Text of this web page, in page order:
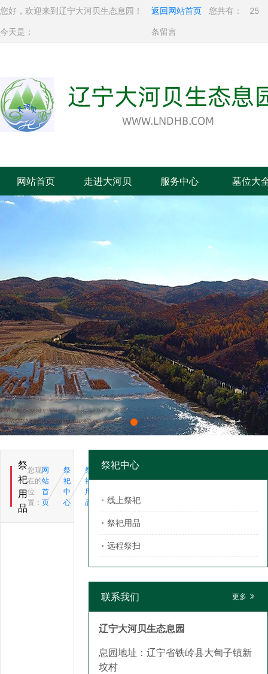
您好，欢迎来到辽宁大河贝生态息园！
今天是：
返回网站首页 您共有： 25
条留言
网站首页 走进大河贝 服务中心 墓位大
祭
祀
用
品
您现
在的
位
置：
网
站
首
页
祭
祀
中
心
祭
祀
用
品
祭祀中心
线上祭祀
祭祀用品
远程祭扫
联系我们 更多
辽宁大河贝生态息园
息园地址：辽宁省铁岭县大甸子镇新
坟村